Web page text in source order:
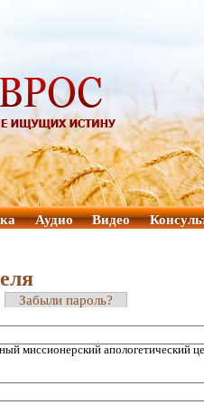
Аудио Видео
Забыли пароль?
миссионерский апологетический